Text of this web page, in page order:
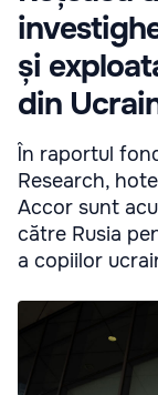
și
din
În raportul
Research,
Accor sunt
către Rusia
a copiilor